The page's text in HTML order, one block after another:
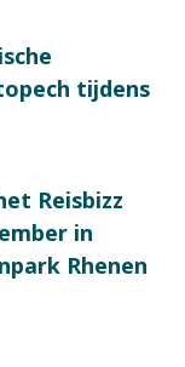
tijdens
Reisbizz
in
Rhenen